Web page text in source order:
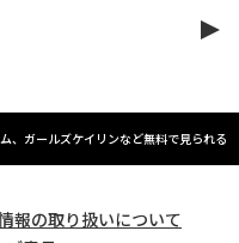
、ガールズケイリンなど無料で見られる
報の取り扱いについて